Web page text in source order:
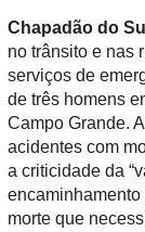
Chapadão do
no trânsito e nas
serviços de
de três homens
Campo Grande.
acidentes com
a criticidade da
morte que